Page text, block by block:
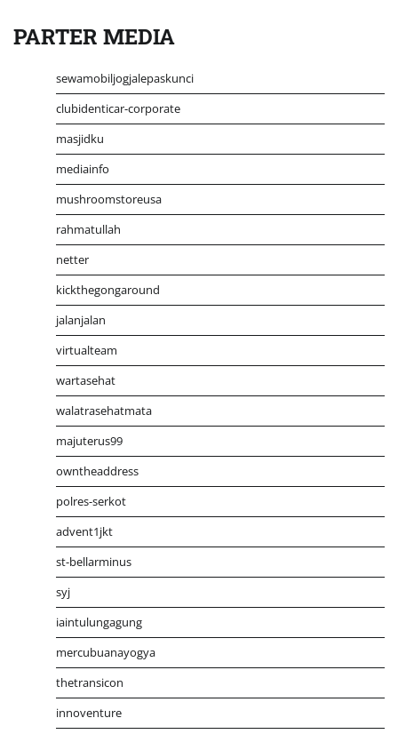
PARTER MEDIA
sewamobiljogjalepaskunci
clubidenticar-corporate
masjidku
mediainfo
mushroomstoreusa
rahmatullah
netter
kickthegongaround
jalanjalan
virtualteam
wartasehat
walatrasehatmata
majuterus99
owntheaddress
polres-serkot
advent1jkt
st-bellarminus
syj
iaintulungagung
mercubuanayogya
thetransicon
innoventure